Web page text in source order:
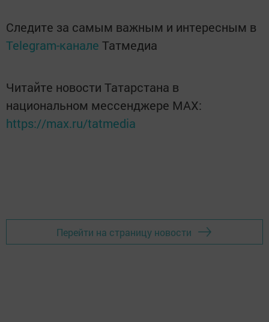
Следите за самым важным и интересным в
Telegram-канале Татмедиа
Читайте новости Татарстана в
национальном мессенджере MАХ:
https://max.ru/tatmedia
Перейти на страницу новости